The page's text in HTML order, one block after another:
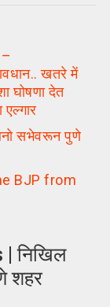
खतरे में
घोषणा देत
एल्गार
सभेवरून पुणे
BJP from
निखिल
शहर